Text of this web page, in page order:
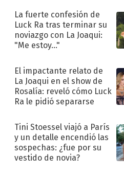
La fuerte confesión de
Luck Ra tras terminar su
noviazgo con La Joaqui:
"Me estoy..."
El impactante relato de
La Joaqui en el show de
Rosalía: reveló cómo Luck
Ra le pidió separarse
Tini Stoessel viajó a París
y un detalle encendió las
sospechas: ¿fue por su
vestido de novia?